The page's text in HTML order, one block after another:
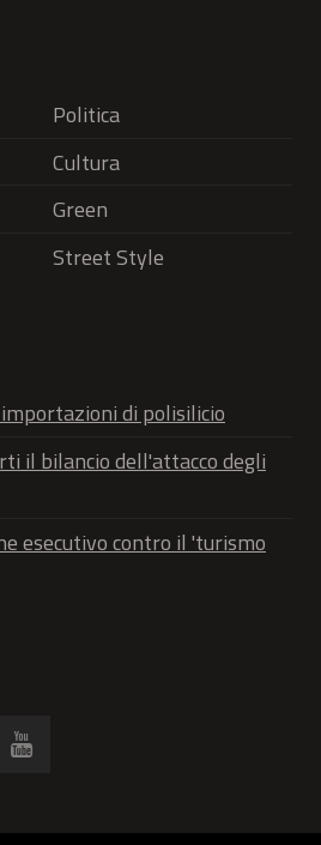
Politica
Cultura
Green
Street Style
di polisilicio
il bilancio dell'attacco degli
esecutivo contro il 'turismo